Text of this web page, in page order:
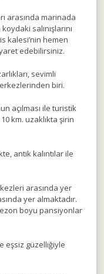
arasında marinada
salınışlarını
kalesi’nin hemen
edebilirsiniz.
sevimli
biri.
açılması ile turistik
km. uzaklıkta şirin
antik kalıntılar ile
arasında yer
yer almaktadır.
boyu pansiyonlar
eşsiz güzelliğiyle